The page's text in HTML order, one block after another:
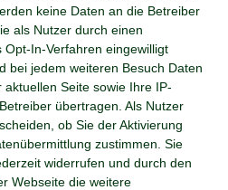
keine Daten an die Betreiber
als Nutzer durch einen
In-Verfahren eingewilligt
bei jedem weiteren Besuch Daten
Seite sowie Ihre IP-
übertragen. Als Nutzer
ob Sie der Aktivierung
zustimmen. Sie
widerrufen und durch den
Webseite die weitere